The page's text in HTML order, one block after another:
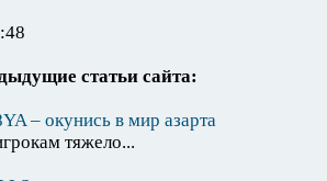
статьи сайта:
– окунись в мир азарта
тяжело...